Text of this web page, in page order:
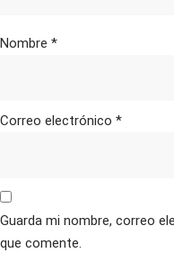
Nombre *
Correo electrónico *
Guarda mi nombre, correo
que comente.